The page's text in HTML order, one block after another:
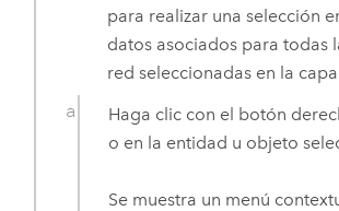
para realizar una selección
datos asociados para todas
red seleccionadas en la
Haga clic con el botón
o en la entidad u objeto
Se muestra un menú